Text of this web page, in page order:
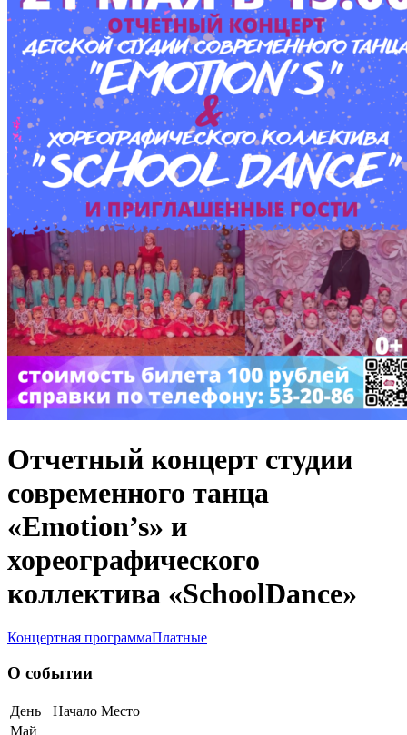
Отчетный концерт студии
современного танца
«Emotion’s» и
хореографического
коллектива «SchoolDance»
Концертная программаПлатные
О событии
День Начало Место
Май